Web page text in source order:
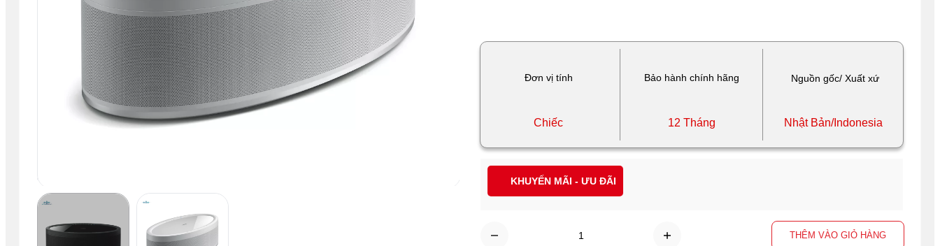
Đơn vị tính Bảo hành chính hãng Nguồn gốc/ Xuất xứ
Chiếc 12 Tháng Nhật Bản/Indonesia
THÊM VÀO GIỎ HÀNG
KHUYẾN MÃI - ƯU ĐÃI